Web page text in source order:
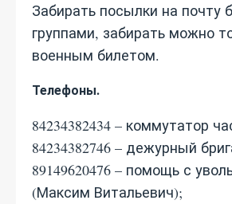
Забирать посылки на почту
группами, забирать можно
военным билетом.
Телефоны.
84234382434 – коммутатор
84234382746 – дежурный
89149620476 – помощь с
(Максим Витальевич);